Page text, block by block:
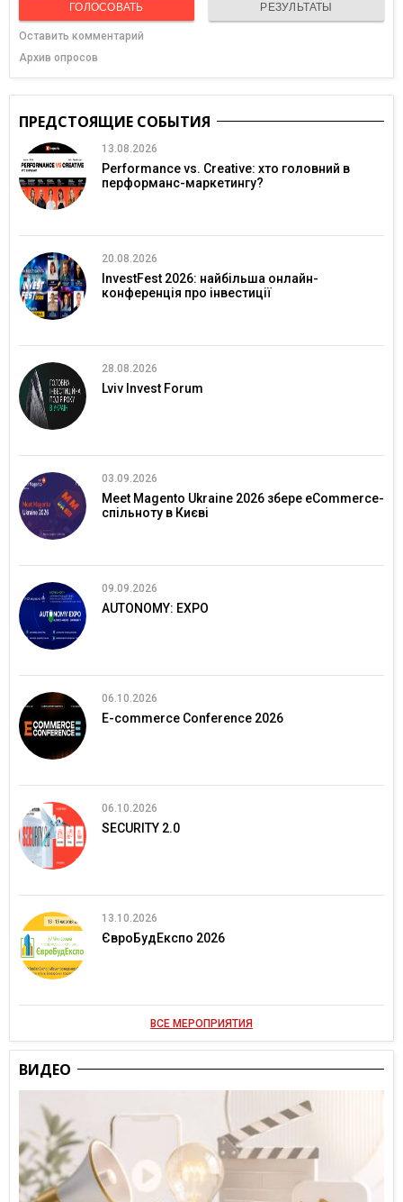
ГОЛОСОВАТЬ РЕЗУЛЬТАТЫ
Оставить комментарий
Архив опросов
ПРЕДСТОЯЩИЕ СОБЫТИЯ
13.08.2026
Performance vs. Creative: хто головний в
перформанс-маркетингу?
20.08.2026
InvestFest 2026: найбільша онлайн-
конференція про інвестиції
28.08.2026
Lviv Invest Forum
03.09.2026
Meet Magento Ukraine 2026 збере eCommerce-
спільноту в Києві
09.09.2026
AUTONOMY: EXPO
06.10.2026
E-commerce Conference 2026
06.10.2026
SECURITY 2.0
13.10.2026
ЄвроБудЕкспо 2026
ВСЕ МЕРОПРИЯТИЯ
ВИДЕО